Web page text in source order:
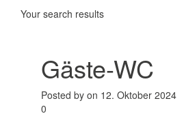
Your search results
Gäste-WC
Posted by on 12. Oktober 2024
0